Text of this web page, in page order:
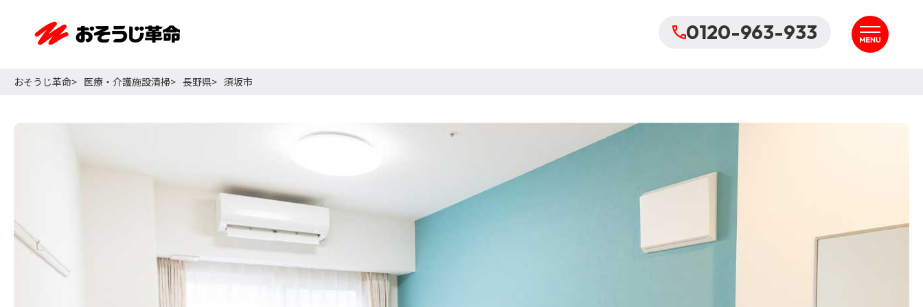
0120-963-933
おそうじ革命 医療・介護施設清掃 長野県 須坂市